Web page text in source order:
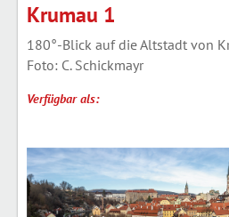
Krumau 1
180°-Blick auf die Altstadt von
Foto: C. Schickmayr
Verfügbar als: